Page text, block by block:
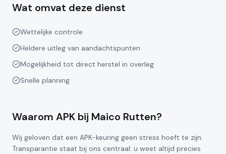
Wat omvat deze dienst
Wettelijke controle
Heldere uitleg van aandachtspunten
Mogelijkheid tot direct herstel in overleg
Snelle planning
Waarom APK bij Maico Rutten?
Wij geloven dat een APK-keuring geen stress hoeft te zijn.
Transparantie staat bij ons centraal: u weet altijd precies